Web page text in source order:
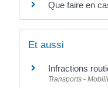
Que faire en
Et aussi
Infractions
Transports -